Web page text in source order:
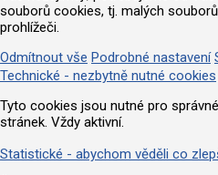
souborů cookies, tj. malých
prohlížeči.
Odmítnout vše Podrobné nastavení
Technické - nezbytně nutné cookies
Tyto cookies jsou nutné pro
stránek. Vždy aktivní.
Statistické - abychom věděli co